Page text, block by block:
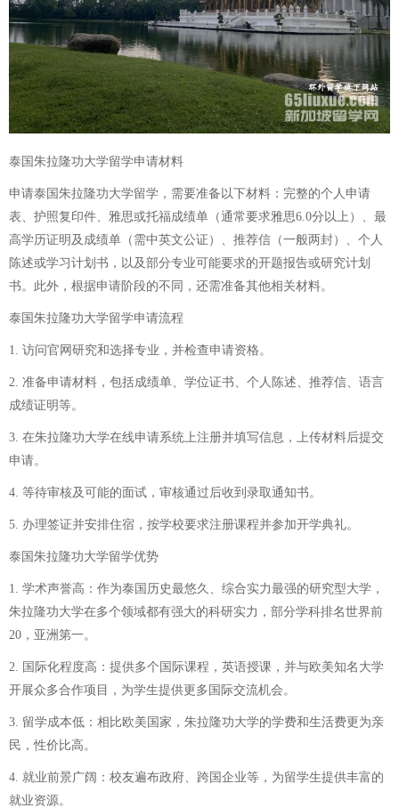
泰国朱拉隆功大学留学申请材料
申请泰国朱拉隆功大学留学，需要准备以下材料：完整的个人申请
表、护照复印件、雅思或托福成绩单（通常要求雅思6.0分以上）、最
高学历证明及成绩单（需中英文公证）、推荐信（一般两封）、个人
陈述或学习计划书，以及部分专业可能要求的开题报告或研究计划
书。此外，根据申请阶段的不同，还需准备其他相关材料。
泰国朱拉隆功大学留学申请流程
1. 访问官网研究和选择专业，并检查申请资格。
2. 准备申请材料，包括成绩单、学位证书、个人陈述、推荐信、语言
成绩证明等。
3. 在朱拉隆功大学在线申请系统上注册并填写信息，上传材料后提交
申请。
4. 等待审核及可能的面试，审核通过后收到录取通知书。
5. 办理签证并安排住宿，按学校要求注册课程并参加开学典礼。
泰国朱拉隆功大学留学优势
1. 学术声誉高：作为泰国历史最悠久、综合实力最强的研究型大学，
朱拉隆功大学在多个领域都有强大的科研实力，部分学科排名世界前
20，亚洲第一。
2. 国际化程度高：提供多个国际课程，英语授课，并与欧美知名大学
开展众多合作项目，为学生提供更多国际交流机会。
3. 留学成本低：相比欧美国家，朱拉隆功大学的学费和生活费更为亲
民，性价比高。
4. 就业前景广阔：校友遍布政府、跨国企业等，为留学生提供丰富的
就业资源。